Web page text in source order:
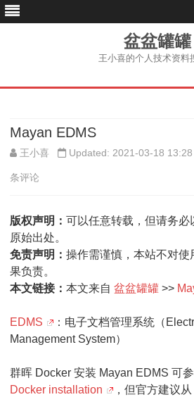
盆盆罐罐
王小喜的个人技术资料
跳
Mayan EDMS
王小喜 Updated: 2021-03-18 13:28
条评论
版权声明： 可以任意转载，但请务
原始出处。
免责声明： 操作需谨慎，本站不对
果负责。
本文链接： 本文来自 盆盆罐罐 >>
EDMS
：电子文档管理系统（
Management System）
群晖 Docker 安装 Mayan EDMS 可
Docker installation
，但官方建议